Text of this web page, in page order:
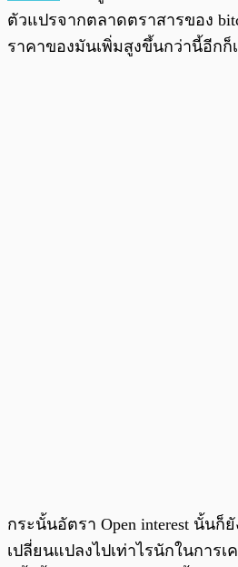
ตัวแปรจากตลาดตราสารของ
ราคาของมันเพิ่มสูงขึ้นกว่านี้อีกก็
กระนั้นอัตรา Open interest นั้นก็
เปลี่ยนแปลงไปเท่าไรนักในการ